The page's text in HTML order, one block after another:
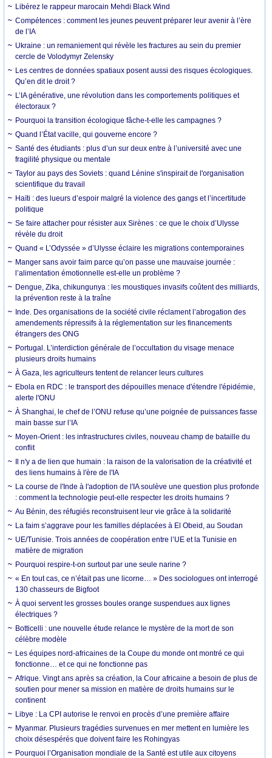
Libérez le rappeur marocain Mehdi Black Wind
Compétences : comment les jeunes peuvent préparer leur avenir à l’ère
de l’IA
Ukraine : un remaniement qui révèle les fractures au sein du premier
cercle de Volodymyr Zelensky
Les centres de données spatiaux posent aussi des risques écologiques.
Qu’en dit le droit ?
L’IA générative, une révolution dans les comportements politiques et
électoraux ?
Pourquoi la transition écologique fâche-t-elle les campagnes ?
Quand l’État vacille, qui gouverne encore ?
Santé des étudiants : plus d’un sur deux entre à l’université avec une
fragilité physique ou mentale
Taylor au pays des Soviets : quand Lénine s'inspirait de l'organisation
scientifique du travail
Haïti : des lueurs d’espoir malgré la violence des gangs et l’incertitude
politique
Se faire attacher pour résister aux Sirènes : ce que le choix d’Ulysse
révèle du droit
Quand « L’Odyssée » d’Ulysse éclaire les migrations contemporaines
Manger sans avoir faim parce qu’on passe une mauvaise journée :
l’alimentation émotionnelle est-elle un problème ?
Dengue, Zika, chikungunya : les moustiques invasifs coûtent des milliards,
la prévention reste à la traîne
Inde. Des organisations de la société civile réclament l’abrogation des
amendements répressifs à la réglementation sur les financements
étrangers des ONG
Portugal. L’interdiction générale de l’occultation du visage menace
plusieurs droits humains
À Gaza, les agriculteurs tentent de relancer leurs cultures
Ebola en RDC : le transport des dépouilles menace d'étendre l'épidémie,
alerte l'ONU
À Shanghai, le chef de l’ONU refuse qu’une poignée de puissances fasse
main basse sur l’IA
Moyen-Orient : les infrastructures civiles, nouveau champ de bataille du
conflit
Il n'y a de lien que humain : la raison de la valorisation de la créativité et
des liens humains à l'ère de l'IA
La course de l'Inde à l'adoption de l'IA soulève une question plus profonde
: comment la technologie peut-elle respecter les droits humains ?
Au Bénin, des réfugiés reconstruisent leur vie grâce à la solidarité
La faim s’aggrave pour les familles déplacées à El Obeid, au Soudan
UE/Tunisie. Trois années de coopération entre l’UE et la Tunisie en
matière de migration
Pourquoi respire-t-on surtout par une seule narine ?
« En tout cas, ce n’était pas une licorne… » Des sociologues ont interrogé
130 chasseurs de Bigfoot
À quoi servent les grosses boules orange suspendues aux lignes
électriques ?
Botticelli : une nouvelle étude relance le mystère de la mort de son
célèbre modèle
Les équipes nord-africaines de la Coupe du monde ont montré ce qui
fonctionne… et ce qui ne fonctionne pas
Afrique. Vingt ans après sa création, la Cour africaine a besoin de plus de
soutien pour mener sa mission en matière de droits humains sur le
continent
Libye : La CPI autorise le renvoi en procès d’une première affaire
Myanmar. Plusieurs tragédies survenues en mer mettent en lumière les
choix désespérés que doivent faire les Rohingyas
Pourquoi l’Organisation mondiale de la Santé est utile aux citoyens